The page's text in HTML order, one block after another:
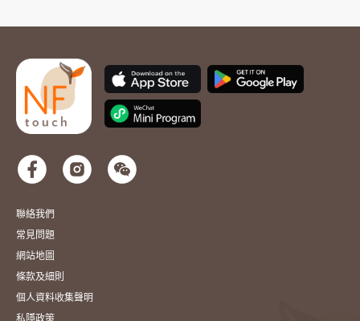
聯絡我們
常見問題
網站地圖
條款及細則
個人資料收集聲明